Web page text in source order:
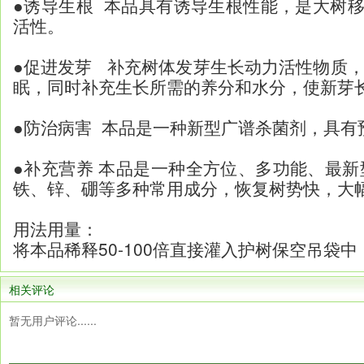
●诱导生根 本品具有诱导生根性能，是大树
活性。
●促进发芽 补充树体发芽生长动力活性物质
眠，同时补充生长所需的养分和水分，使新芽
●防治病害 本品是一种新型广谱杀菌剂，具
●补充营养 本品是一种全方位、多功能、最
铁、锌、硼等多种常用成分，恢复树势快，大
用法用量：
将本品稀释50-100倍直接灌入护树保空吊袋中
相关评论
暂无用户评论......